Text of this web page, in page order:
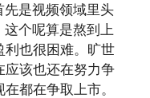
是视频领域里头
个呢算是熬到上
利也很困难。旷世
应该也还在努力争
都在争取上市。